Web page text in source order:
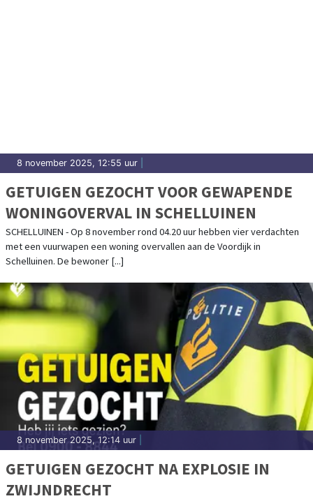
8 november 2025, 12:55 uur
GETUIGEN GEZOCHT VOOR GEWAPENDE
WONINGOVERVAL IN SCHELLUINEN
SCHELLUINEN - Op 8 november rond 04.20 uur hebben vier verdachten
met een vuurwapen een woning overvallen aan de Voordijk in
Schelluinen. De bewoner [...]
8 november 2025, 12:14 uur
GETUIGEN GEZOCHT NA EXPLOSIE IN
ZWIJNDRECHT